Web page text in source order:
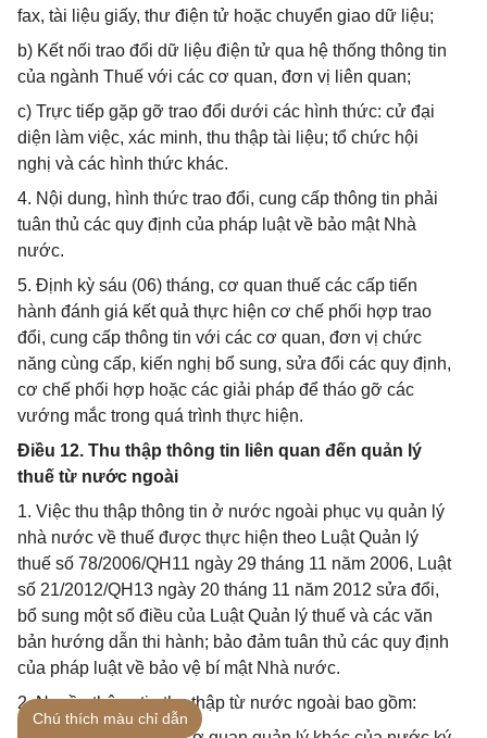
fax, tài liệu giấy, thư điện tử hoặc chuyển giao dữ liệu;
b) Kết nối trao đổi dữ liệu điện tử qua hệ thống thông tin
của ngành Thuế với các cơ quan, đơn vị liên quan;
c) Trực tiếp gặp gỡ trao đổi dưới các hình thức: cử đại
diện làm việc, xác minh, thu thập tài liệu; tổ chức hội
nghị và các hình thức khác.
4. Nội dung, hình thức trao đổi, cung cấp thông tin phải
tuân thủ các quy định của pháp luật về bảo mật Nhà
nước.
5. Định kỳ sáu (06) tháng, cơ quan thuế các cấp tiến
hành đánh giá kết quả thực hiện cơ chế phối hợp trao
đổi, cung cấp thông tin với các cơ quan, đơn vị chức
năng cùng cấp, kiến nghị bổ sung, sửa đổi các quy định,
cơ chế phối hợp hoặc các giải pháp để tháo gỡ các
vướng mắc trong quá trình thực hiện.
Điều 12. Thu thập thông tin liên quan đến quản lý
thuế từ nước ngoài
1. Việc thu thập thông tin ở nước ngoài phục vụ quản lý
nhà nước về thuế được thực hiện theo Luật Quản lý
thuế số 78/2006/QH11 ngày 29 tháng 11 năm 2006, Luật
số 21/2012/QH13 ngày 20 tháng 11 năm 2012 sửa đổi,
bổ sung một số điều của Luật Quản lý thuế và các văn
bản hướng dẫn thi hành; bảo đảm tuân thủ các quy định
của pháp luật về bảo vệ bí mật Nhà nước.
2. Nguồn thông tin thu thập từ nước ngoài bao gồm:
Chú thích màu chỉ dẫn